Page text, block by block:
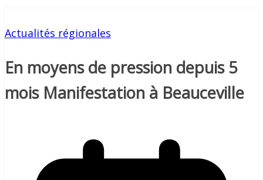
Actualités régionales
En moyens de pression depuis 5
mois Manifestation à Beauceville